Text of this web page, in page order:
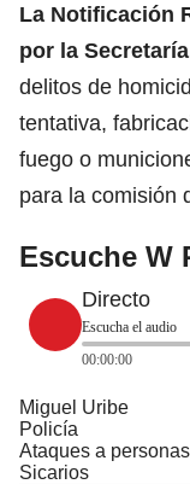
La Notificación
por la
delitos de
tentativa,
fuego o
para la comisión
Escuche W
Directo
Escucha el audio
00:00:00
Miguel Uribe
Policía
Ataques a personas
Sicarios